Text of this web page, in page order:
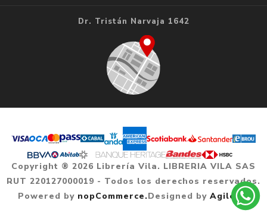
Dr. Tristán Narvaja 1642
Copyright ® 2026 Librería Vila. LIBRERIA VILA SAS
RUT 220127000019 - Todos los derechos reservados.
Powered by nopCommerce.Designed by Agile.uy